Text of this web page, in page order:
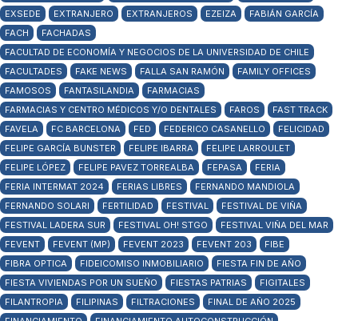
EXSEDE
EXTRANJERO EXTRANJEROS EZEIZA
FABIÁN GARCÍA
FACH
FACHADAS
FACULTAD DE ECONOMÍA Y NEGOCIOS DE LA UNIVERSIDAD DE CHILE
FACULTADES
FAKE NEWS FALLA SAN RAMÓN
FAMILY OFFICES
FAMOSOS
FANTASILANDIA
FARMACIAS
FARMACIAS Y CENTRO MÉDICOS Y/O DENTALES
FAROS
FAST TRACK
FAVELA
FC BARCELONA FED FEDERICO CASANELLO
FELICIDAD
FELIPE GARCÍA BUNSTER
FELIPE IBARRA
FELIPE LARROULET
FELIPE LÓPEZ
FELIPE PAVEZ TORREALBA FEPASA
FERIA
FERIA INTERMAT 2024
FERIAS LIBRES
FERNANDO MANDIOLA
FERNANDO SOLARI
FERTILIDAD FESTIVAL
FESTIVAL DE VIÑA
FESTIVAL LADERA SUR
FESTIVAL OH! STGO
FESTIVAL VIÑA DEL MAR
FEVENT
FEVENT (MP) FEVENT 2023 FEVENT 203
FIBE
FIBRA OPTICA
FIDEICOMISO INMOBILIARIO
FIESTA FIN DE AÑO
FIESTA VIVIENDAS POR UN SUEÑO
FIESTAS PATRIAS
FIGITALES
FILANTROPIA
FILIPINAS FILTRACIONES
FINAL DE AÑO 2025